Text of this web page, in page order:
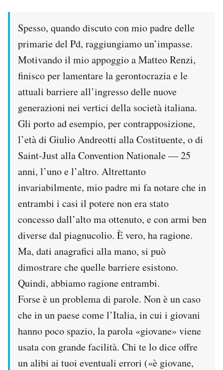
Regala il Post
Hai bisogno di aiuto?
Esci
Spesso, quando discuto con mio padre delle
primarie del Pd, raggiungiamo un’impasse.
Motivando il mio appoggio a Matteo Renzi,
finisco per lamentare la gerontocrazia e le
attuali barriere all’ingresso delle nuove
generazioni nei vertici della società italiana.
Gli porto ad esempio, per contrapposizione,
l’età di Giulio Andreotti alla Costituente, o di
Saint-Just alla Convention Nationale — 25
anni, l’uno e l’altro. Altrettanto
invariabilmente, mio padre mi fa notare che in
entrambi i casi il potere non era stato
concesso dall’alto ma ottenuto, e con armi ben
diverse dal piagnucolio. È vero, ha ragione.
Ma, dati anagrafici alla mano, si può
dimostrare che quelle barriere esistono.
Quindi, abbiamo ragione entrambi.
Forse è un problema di parole. Non è un caso
che in un paese come l’Italia, in cui i giovani
hanno poco spazio, la parola «giovane» viene
usata con grande facilità. Chi te lo dice offre
un alibi ai tuoi eventuali errori («è giovane,